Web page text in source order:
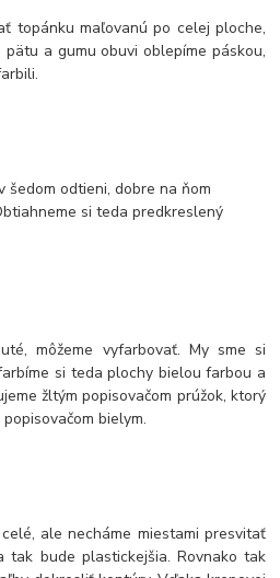
topánku maľovanú po celej ploche,
a gumu obuvi oblepíme páskou,
šedom odtieni, dobre na ňom
si teda predkreslený
môžeme vyfarbovať. My sme si
si teda plochy bielou farbou a
žltým popisovačom prúžok, ktorý
bielym.
ale necháme miestami presvitať
tak bude plastickejšia. Rovnako tak